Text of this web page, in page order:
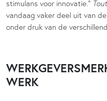
stimulans voor innovatie.”
vandaag vaker deel uit van
onder druk van de
WERK